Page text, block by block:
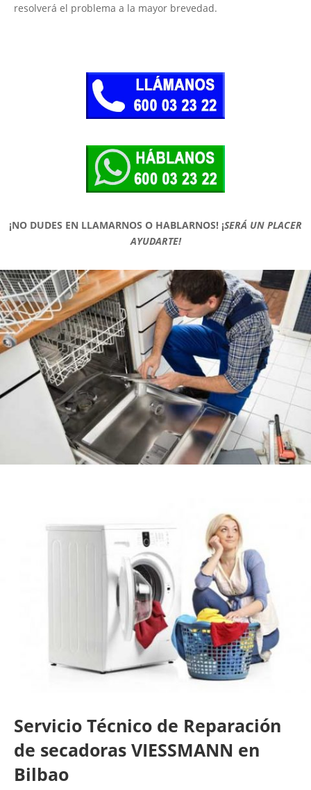
resolverá el problema a la mayor brevedad.
¡NO DUDES EN LLAMARNOS O HABLARNOS! ¡SERÁ UN PLACER
AYUDARTE!
Servicio Técnico de Reparación
de secadoras VIESSMANN en
Bilbao